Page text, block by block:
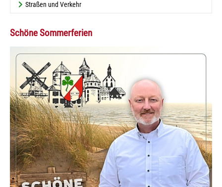
Straßen und Verkehr
Schöne Sommerferien